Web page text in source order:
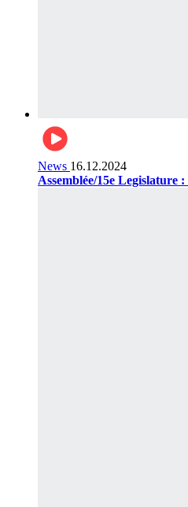
News 16.12.2024
Assemblée/15e Legislature :